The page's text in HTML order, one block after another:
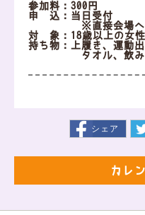
参加料：300円
申 込：当日受付
※直接会場へお
対 象：18歳以上の女性
持ち物：上履き、運動出
タオル、飲み
シェア
カレ